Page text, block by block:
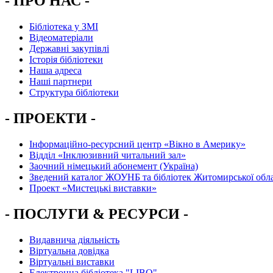
Бібліотека у ЗМІ
Відеоматеріали
Державні закупівлі
Історія бібліотеки
Наша адреса
Наші партнери
Структура бібліотеки
- ПРОЕКТИ -
Інформаційно-ресурсний центр «Вікно в Америку»
Вiддiл «Інклюзивний читальний зал»
Заочний німецький абонемент (Україна)
Зведений каталог ЖОУНБ та бібліотек Житомирської
Проект «Мистецькі виставки»
- ПОСЛУГИ & РЕСУРСИ -
Видавнича діяльність
Віртуальна довідка
Віртуальні виставки